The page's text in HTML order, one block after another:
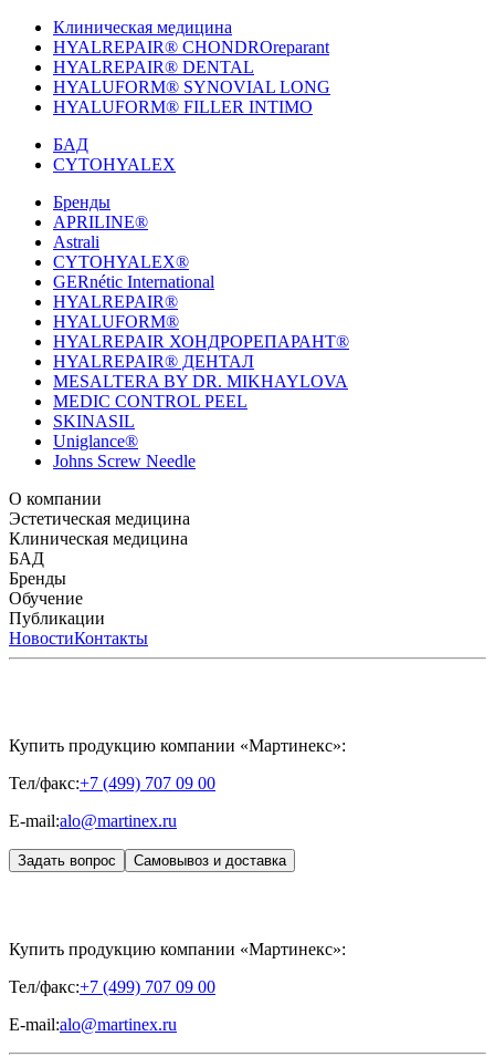
Клиническая медицина
HYALREPAIR® CHONDROreparant
HYALREPAIR® DENTAL
HYALUFORM® SYNOVIAL LONG
HYALUFORM® FILLER INTIMO
БАД
CYTOHYALEX
Бренды
APRILINE®
Astrali
CYTOHYALEX®
GERnétic International
HYALREPAIR®
HYALUFORM®
HYALREPAIR ХОНДРОРЕПАРАНТ®
HYALREPAIR® ДЕНТАЛ
MESALTERA BY DR. MIKHAYLOVA
MEDIC CONTROL PEEL
SKINASIL
Uniglance®
Johns Screw Needle
О компании
История компанииНаучный центр
центрПатентыЛаборатория
Мезотерапии
Эстетическая медицина
БиорепарацияФиллеры
пилинги
Клиническая медицина
HYALREPAIR® CHONDROreparant
DENTAL
FILLER INTIMO
БАД
CYTOHYALEX
Бренды
APRILINE®
InternationalHYALREPAIR®
ХОНДРОРЕПАРАНТ®
ДЕНТАЛMESALTERA BY DR. MIKHAYLOVAMEDIC
Обучение
Расписание мероприятий
обученияПреподаватели
Публикации
ЖУРНАЛ LES NOUVELLES ESTHÉTIQUES
«ИНЪЕКЦИОННАЯ КОСМЕТОЛОГИЯ»ЖУРНАЛ
НовостиКонтакты
Купить продукцию компании «Мартинекс»:
Тел/факс:+7 (499) 707 09 00
E-mail:alo@martinex.ru
Задать вопрос Самовывоз и доставка
Купить продукцию компании «Мартинекс»:
Тел/факс:+7 (499) 707 09 00
E-mail:alo@martinex.ru